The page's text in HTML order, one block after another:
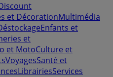
et DécorationMultimédia
Enfants et
et
et MotoCulture et
VoyagesSanté et
LibrairiesServices